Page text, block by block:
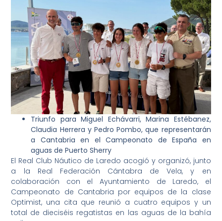
Triunfo para Miguel Echávarri, Marina Estébanez,
Claudia Herrera y Pedro Pombo, que representarán
a Cantabria en el Campeonato de España en
aguas de Puerto Sherry
El Real Club Náutico de Laredo acogió y organizó, junto
a la Real Federación Cántabra de Vela, y en
colaboración con el Ayuntamiento de Laredo, el
Campeonato de Cantabria por equipos de la clase
Optimist, una cita que reunió a cuatro equipos y un
total de dieciséis regatistas en las aguas de la bahía